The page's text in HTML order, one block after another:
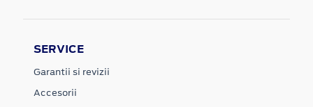
SERVICE
Garantii si revizii
Accesorii